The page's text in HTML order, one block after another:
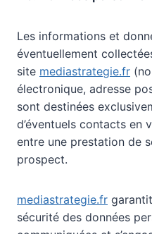
Les informations et
éventuellement
site mediastrategie.fr
électronique, adresse
sont destinées
d’éventuels contacts en
entre une prestation de
prospect.
mediastrategie.fr
sécurité des données